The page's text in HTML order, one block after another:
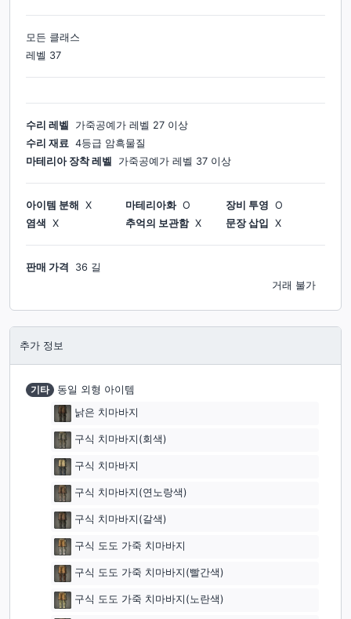
모든 클래스
레벨 37
수리 레벨 가죽공예가 레벨 27 이상
수리 재료 4등급 암흑물질
마테리아 장착 레벨
가죽공예가 레벨 37 이상
아이템 분해 X 마테리아화 O 장비 투영 O
염색
X 추억의 보관함 X 문장 삽입 X
판매 가격
36 길
거래 불가
추가 정보
기타
동일 외형 아이템
낡은 치마바지
구식 치마바지(회색)
구식 치마바지
구식 치마바지(연노랑색)
구식 치마바지(갈색)
구식 도도 가죽 치마바지
구식 도도 가죽 치마바지(빨간색)
구식 도도 가죽 치마바지(노란색)